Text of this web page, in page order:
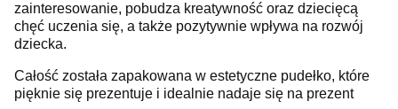
zainteresowanie, pobudza kreatywność oraz dziecięcą
chęć uczenia się, a także pozytywnie wpływa na rozwój
dziecka.
Całość została zapakowana w estetyczne pudełko, które
pięknie się prezentuje i idealnie nadaje się na prezent